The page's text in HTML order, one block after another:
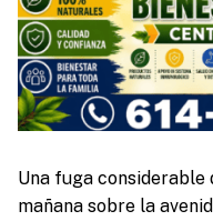
Una fuga
mañana sobre la